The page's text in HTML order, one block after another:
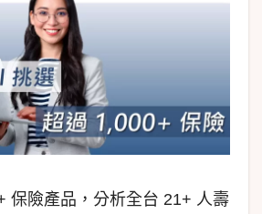
保險產品，分析全台 21+ 人壽